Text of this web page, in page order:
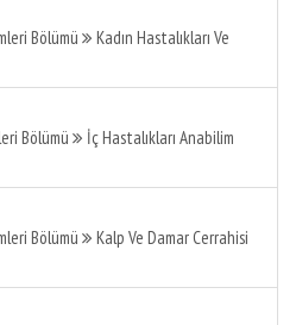
Bölümü
Kadın Hastalıkları Ve
Bölümü
İç Hastalıkları Anabilim
Bölümü
Kalp Ve Damar Cerrahisi